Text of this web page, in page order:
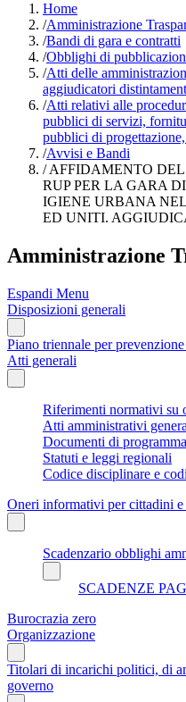
Home
/Amministrazione
/Bandi di gara e contratti
/Obblighi di
/Atti delle
aggiudicatori
/Atti relativi alle
pubblici di servizi,
pubblici di
/Avvisi e Bandi
/AFFIDAMENTO DEL
RUP PER LA GARA
IGIENE URBANA
ED UNITI.
Amministrazione
Espandi Menu
Disposizioni generali
Piano triennale per
Atti generali
Riferimenti normativi su
Atti amministrativi
Documenti di
Statuti e leggi regionali
Codice disciplinare e
Oneri informativi per cittadini e
Scadenzario obblighi
SCADENZE
Burocrazia zero
Organizzazione
Titolari di incarichi politici, di
governo